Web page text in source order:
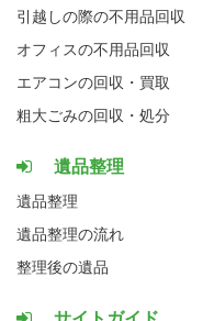
引越しの際の不用品回収
オフィスの不用品回収
エアコンの回収・買取
粗大ごみの回収・処分
遺品整理
遺品整理
遺品整理の流れ
整理後の遺品